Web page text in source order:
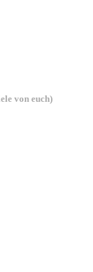
von euch)